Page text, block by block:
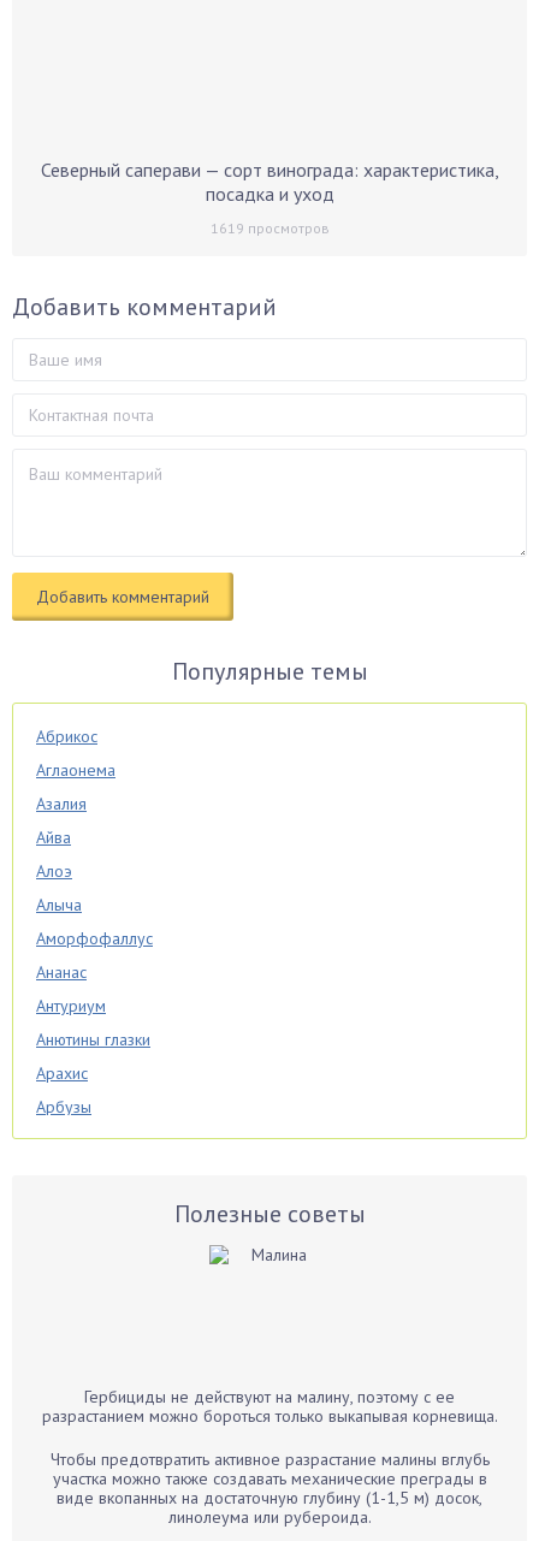
Северный саперави — сорт винограда: характеристика,
посадка и уход
1619 просмотров
Добавить комментарий
Популярные темы
Абрикос
Аглаонема
Азалия
Айва
Алоэ
Алыча
Аморфофаллус
Ананас
Антуриум
Анютины глазки
Арахис
Арбузы
Аспарагус
Бархатцы
Белые грибы
Бирючина
Полезные советы
Гербициды не действуют на малину, поэтому с ее
разрастанием можно бороться только выкапывая корневища.
Чтобы предотвратить активное разрастание малины вглубь
участка можно также создавать механические преграды в
виде вкопанных на достаточную глубину (1-1,5 м) досок,
линолеума или рубероида.